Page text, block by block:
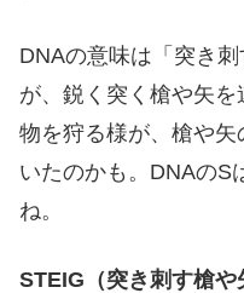
DNAの意味は「突き
が、鋭く突く槍や矢
物を狩る様が、槍や
いたのかも。DNAのS
ね。
STEIG（突き刺す槍